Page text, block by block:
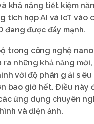
khả năng tiết kiệm
tích hợp AI và IoT vào
đang được đẩy mạnh.
trong công nghệ nano
ra những khả năng
với độ phân giải siêu
bao giờ hết. Điều này
ứng dụng chuyên
và điện ảnh.